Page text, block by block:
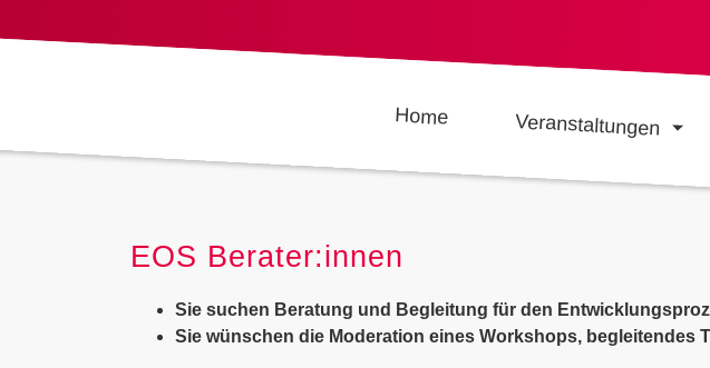
Home Veranstaltungen
EOS Berater:innen
Sie suchen Beratung und Begleitung für den
Sie wünschen die Moderation eines Workshops,